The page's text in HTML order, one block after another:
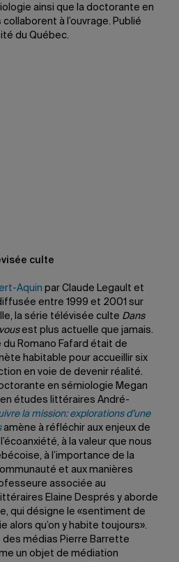
ainsi que la doctorante en
à l’ouvrage. Publié
du Québec.
culte
Aquin par Claude Legault et
entre 1999 et 2001 sur
la série télévisée culte Dans
est plus actuelle que jamais.
du Romano Fafard était de
habitable pour accueillir six
en voie de devenir réalité.
en sémiologie Megan
études littéraires André-
la mission: explorations d’une
amène à réfléchir aux enjeux de
à la valeur que nous
à l’importance de la
et aux manières
associée au
Elaine Després y aborde
qui désigne le «sentiment de
alors qu’on y habite toujours».
des médias Pierre Barrette
un objet de médiation